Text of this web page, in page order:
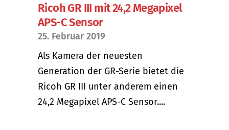
Ricoh GR III mit 24,2 Megapixel
APS-C Sensor
25. Februar 2019
Als Kamera der neuesten
Generation der GR-Serie bietet die
Ricoh GR III unter anderem einen
24,2 Megapixel APS-C Sensor....